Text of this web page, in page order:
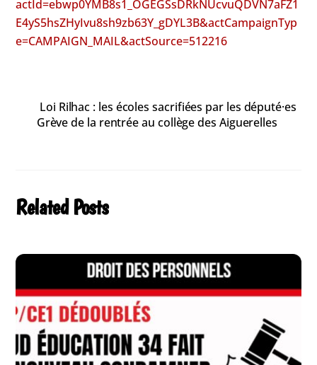
actId=ebwp0YMB8s1_OGEGSsDRkNUcvuQDVN7aFZ1
E4yS5hsZHyIvu8sh9zb63Y_gDYL3B&actCampaignTyp
e=CAMPAIGN_MAIL&actSource=512216
Loi Rilhac : les écoles sacrifiées par les député·es
Grève de la rentrée au collège des Aiguerelles
Related Posts